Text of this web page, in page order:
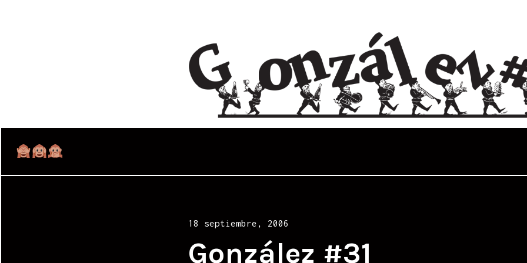
Posted
18 septiembre, 2006
González #31